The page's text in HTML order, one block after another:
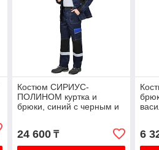
Костюм СИРИУС-
ПОЛИНОМ куртка и
брюки, синий с черным и
24 600₸ 6